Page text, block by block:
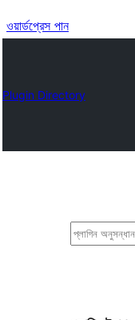
ওয়ার্ডপ্রেস পান
Plugin Directory
অনুসন্ধান